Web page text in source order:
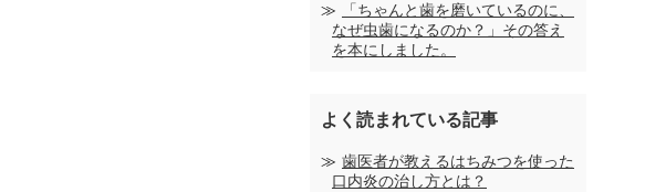
「ちゃんと歯を磨いているのに、
なぜ虫歯になるのか？」その答え
を本にしました。
よく読まれている記事
歯医者が教えるはちみつを使った
口内炎の治し方とは？